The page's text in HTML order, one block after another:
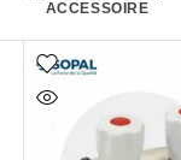
ACCESSOIRE